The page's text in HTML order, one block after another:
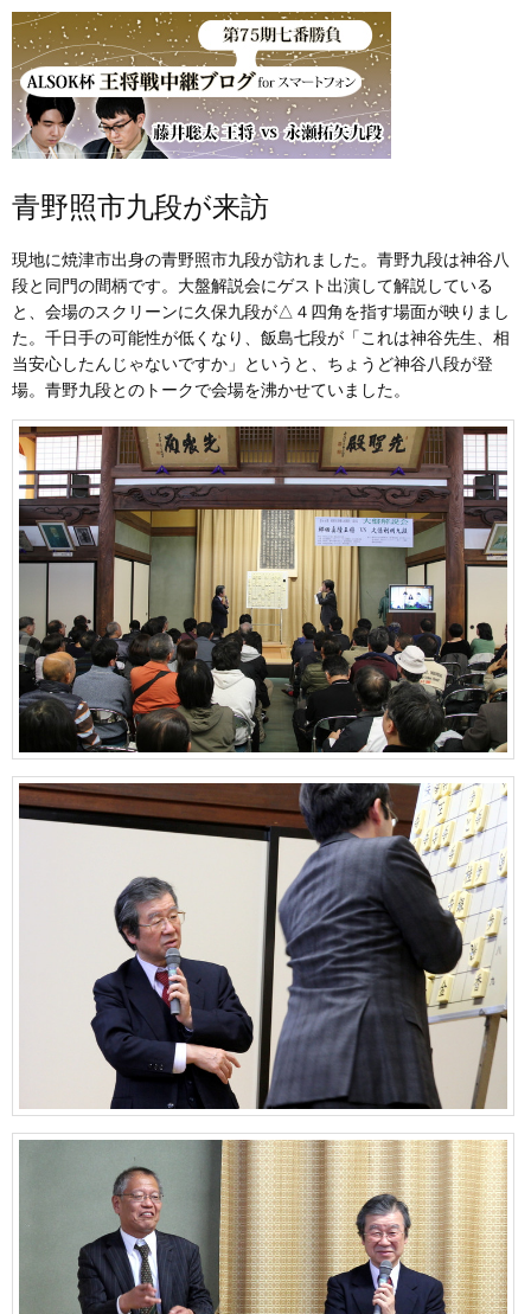
青野照市九段が来訪
現地に焼津市出身の青野照市九段が訪れました。青野九段は神谷八
段と同門の間柄です。大盤解説会にゲスト出演して解説している
と、会場のスクリーンに久保九段が△４四角を指す場面が映りまし
た。千日手の可能性が低くなり、飯島七段が「これは神谷先生、相
当安心したんじゃないですか」というと、ちょうど神谷八段が登
場。青野九段とのトークで会場を沸かせていました。